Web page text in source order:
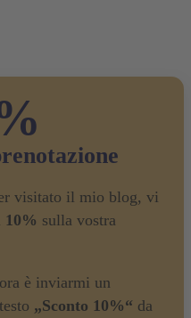
visitato il mio blog, vi
10% sulla vostra
è inviarmi un
„Sconto 10%“ da